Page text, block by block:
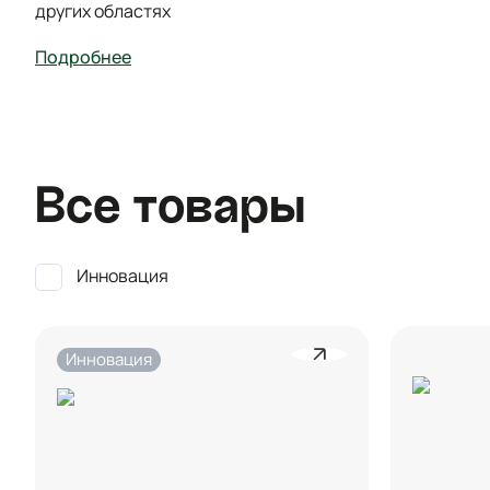
других областях
Подробнее
Все товары
Инновация
Инновация